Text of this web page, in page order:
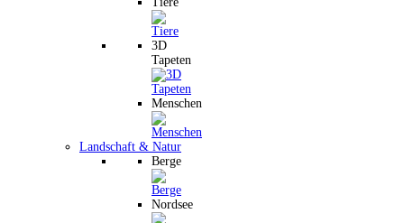
3D
Tapeten
Menschen
Landschaft & Natur
Berge
Nordsee